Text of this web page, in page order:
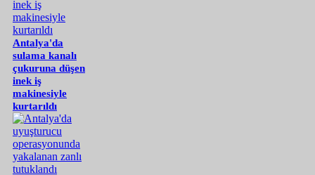
Antalya'da
sulama kanalı
çukuruna düşen
inek iş
makinesiyle
kurtarıldı